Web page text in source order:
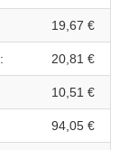
19,67 €
: 20,81 €
10,51 €
94,05 €